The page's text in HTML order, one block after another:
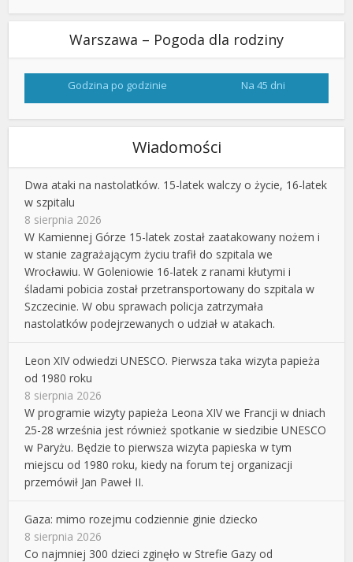
Warszawa – Pogoda dla rodziny
Godzina po godzinie Na 45 dni
Wiadomości
Dwa ataki na nastolatków. 15-latek walczy o życie, 16-latek
w szpitalu
8 sierpnia 2026
W Kamiennej Górze 15-latek został zaatakowany nożem i
w stanie zagrażającym życiu trafił do szpitala we
Wrocławiu. W Goleniowie 16-latek z ranami kłutymi i
śladami pobicia został przetransportowany do szpitala w
Szczecinie. W obu sprawach policja zatrzymała
nastolatków podejrzewanych o udział w atakach.
Leon XIV odwiedzi UNESCO. Pierwsza taka wizyta papieża
od 1980 roku
8 sierpnia 2026
W programie wizyty papieża Leona XIV we Francji w dniach
25-28 września jest również spotkanie w siedzibie UNESCO
w Paryżu. Będzie to pierwsza wizyta papieska w tym
miejscu od 1980 roku, kiedy na forum tej organizacji
przemówił Jan Paweł II.
Gaza: mimo rozejmu codziennie ginie dziecko
8 sierpnia 2026
Co najmniej 300 dzieci zginęło w Strefie Gazy od